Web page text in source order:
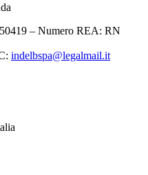
– Numero REA: RN
indelbspa@legalmail.it